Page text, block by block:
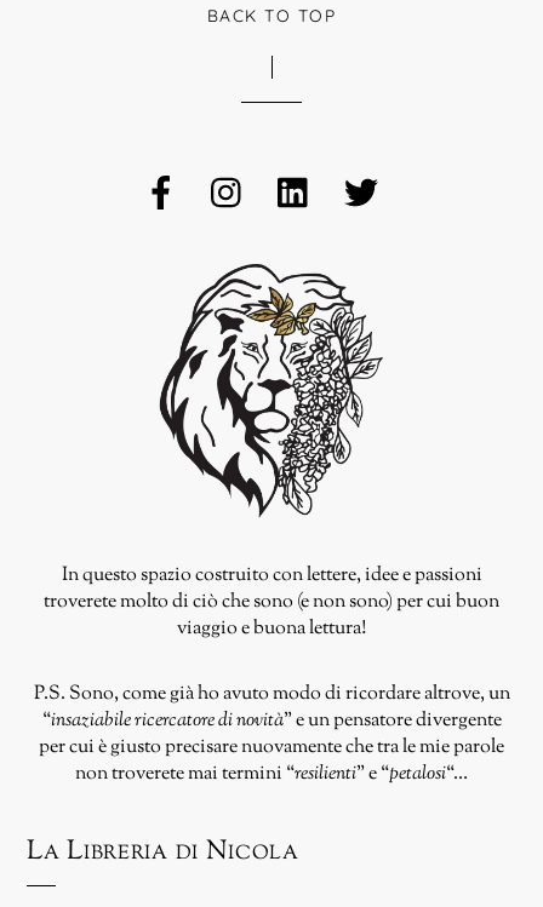
BACK TO TOP
In questo spazio costruito con lettere, idee e passioni
troverete molto di ciò che sono (e non sono) per cui buon
viaggio e buona lettura!
P.S. Sono, come già ho avuto modo di ricordare altrove, un
“insaziabile ricercatore di novità” e un pensatore divergente
per cui è giusto precisare nuovamente che tra le mie parole
non troverete mai termini “resilienti” e “petalosi“…
La Libreria di Nicola